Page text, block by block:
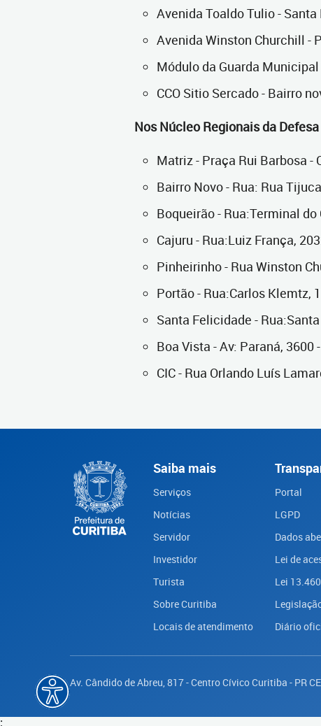
Avenida Toaldo Tulio -
Avenida Winston Churchill -
Módulo da Guarda Municipal
CCO Sitio Sercado - Bairro
Nos Núcleo Regionais da
Matriz - Praça Rui Barbosa -
Bairro Novo - Rua: Rua
Boqueirão - Rua:Terminal
Cajuru - Rua:Luiz França,
Pinheirinho - Rua Winston
Portão - Rua:Carlos Klemtz,
Santa Felicidade -
Boa Vista - Av: Paraná, 3600
CIC - Rua Orlando Luís
Saiba mais
Serviços
Notícias
Servidor
Investidor
Turista
Sobre Curitiba
Locais de atendimento
Portal
LGPD
Dados
Lei de
Lei 13.460
Diário
Av. Cândido de Abreu, 817 - Centro Cívico Curitiba - PR
;